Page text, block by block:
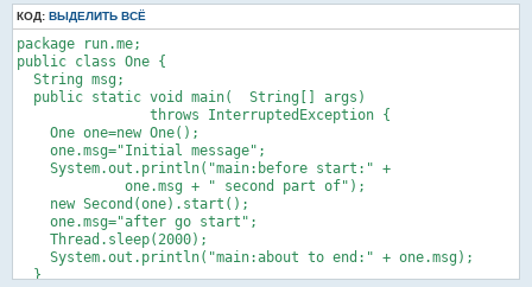
type ISpeaker interface {
/** Generated Method */
	amount() int
/** Generated Method */
	speak()
func AddressRepeater(r Repeater) *Repeater { return &r }
func AddressSpeaker(s Speaker) *Speaker    { return &s }
				fmt.Println("No, something is not right")
			}
		}
		fmt.Println("finally processing")
	}()
type ThrowException struct{}
func (throwException *ThrowException) runme() {
	panic(Exception{"Exception"})
type Exception struct {
КОД: ВЫДЕЛИТЬ ВСЁ
package run.me;
public class One {
  String msg;
  public static void main(  String[] args)
                throws InterruptedException {
    One one=new One();
    one.msg="Initial message";
    System.out.println("main:before start:" +
             one.msg + " second part of");
    new Second(one).start();
    one.msg="after go start";
    Thread.sleep(2000);
    System.out.println("main:about to end:" + one.msg);
  }